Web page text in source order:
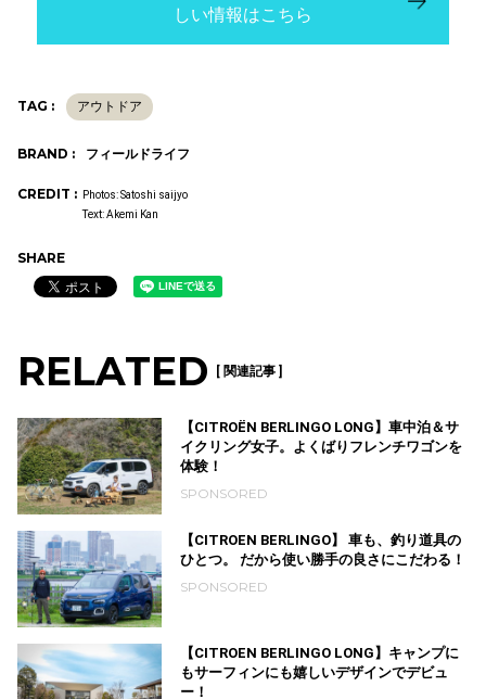
しい情報はこちら
TAG : アウトドア
BRAND : フィールドライフ
CREDIT :
Photos: Satoshi saijyo
Text: Akemi Kan
SHARE
RELATED [ 関連記事 ]
【CITROËN BERLINGO LONG】車中泊＆サ
イクリング女子。よくばりフレンチワゴンを
体験！
SPONSORED
【CITROEN BERLINGO】 車も、釣り道具の
ひとつ。 だから使い勝手の良さにこだわる！
SPONSORED
【CITROEN BERLINGO LONG】キャンプに
もサーフィンにも嬉しいデザインでデビュ
ー！